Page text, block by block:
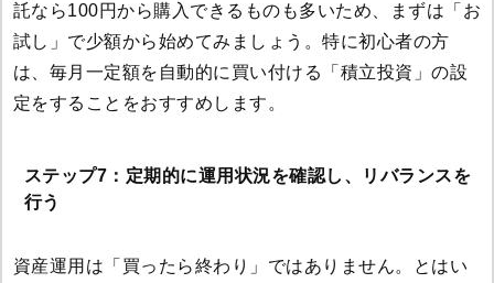
託なら100円から購入できるものも多いため、まずは「お
試し」で少額から始めてみましょう。特に初心者の方
は、毎月一定額を自動的に買い付ける「積立投資」の設
定をすることをおすすめします。
ステップ7：定期的に運用状況を確認し、リバランスを
行う
資産運用は「買ったら終わり」ではありません。とはい